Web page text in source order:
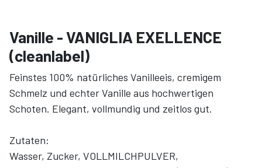
Vanille - VANIGLIA EXELLENCE
(cleanlabel)
​Feinstes 100% natürliches Vanilleeis, cremigem
Schmelz und echter Vanille aus hochwertigen
Schoten. Elegant, vollmundig und zeitlos gut.
Zutaten:
Wasser, Zucker, VOLLMILCHPULVER,